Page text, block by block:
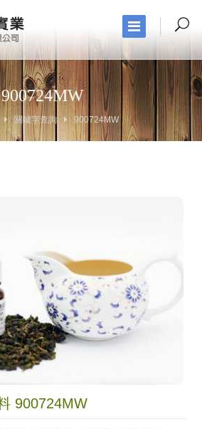
900724MW
關鍵字查詢 900724MW
900724MW